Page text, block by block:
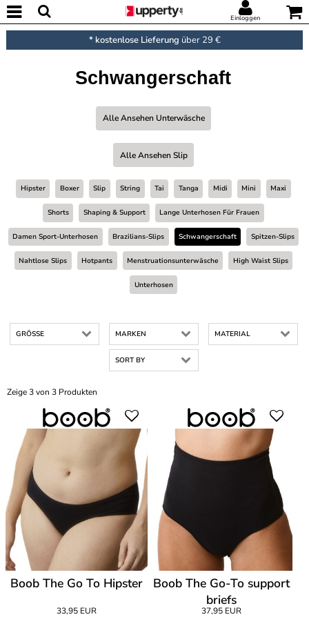
Einloggen
* kostenlose Lieferung über 29 €
Schwangerschaft
Alle Ansehen Unterwäsche
Alle Ansehen Slip
Hipster Boxer Slip String Tai Tanga Midi Mini Maxi
Shorts Shaping & Support Lange Unterhosen Für Frauen
Damen Sport-Unterhosen Brazilians-Slips Schwangerschaft Spitzen-Slips
Nahtlose Slips Hotpants Menstruationsunterwäsche High Waist Slips
Unterhosen
GRÖSSE MARKEN MATERIAL
SORT BY
Zeige 3 von 3 Produkten
Boob The Go To Hipster
33,95 EUR
Boob The Go-To support
briefs
37,95 EUR